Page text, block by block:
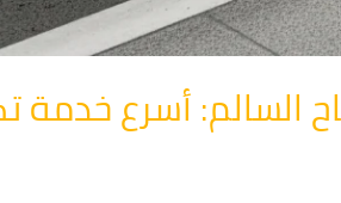
60036648 | تاكسي صباح السالم: أسرع